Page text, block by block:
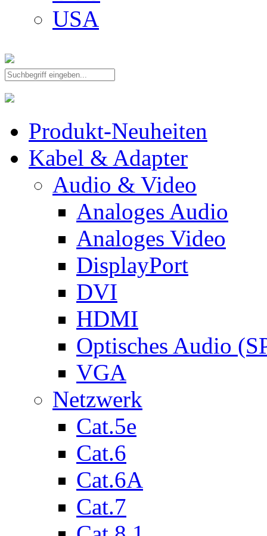
USA
Produkt-Neuheiten
Kabel & Adapter
Audio & Video
Analoges Audio
Analoges Video
DisplayPort
DVI
HDMI
Optisches Audio
VGA
Netzwerk
Cat.5e
Cat.6
Cat.6A
Cat.7